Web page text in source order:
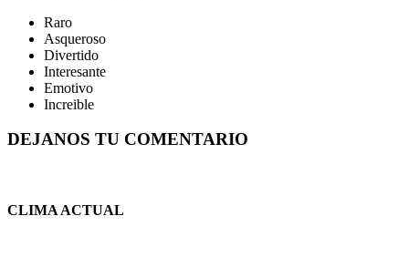
Raro
Asqueroso
Divertido
Interesante
Emotivo
Increible
DEJANOS TU COMENTARIO
CLIMA ACTUAL